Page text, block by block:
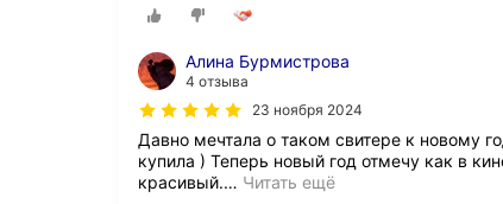
Алина Бурмистрова
4 отзыва
23 ноября 2024
Давно мечтала о таком свитере к новому
купила ) Теперь новый год отмечу как в
красивый.… Читать ещё